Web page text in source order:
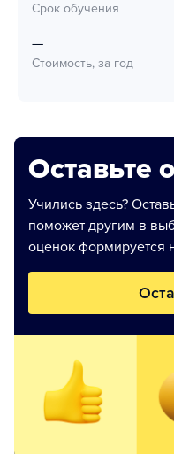
Срок обучения
—
Стоимость, за год
Оставьте
Учились здесь?
поможет другим в
оценок формируется